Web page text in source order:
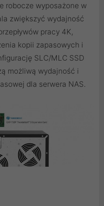
robocze wyposażone w
zwiększyć wydajność
pracy 4K,
kopii zapasowych i
SLC/MLC SSD
możliwą wydajność i
dla serwera NAS.